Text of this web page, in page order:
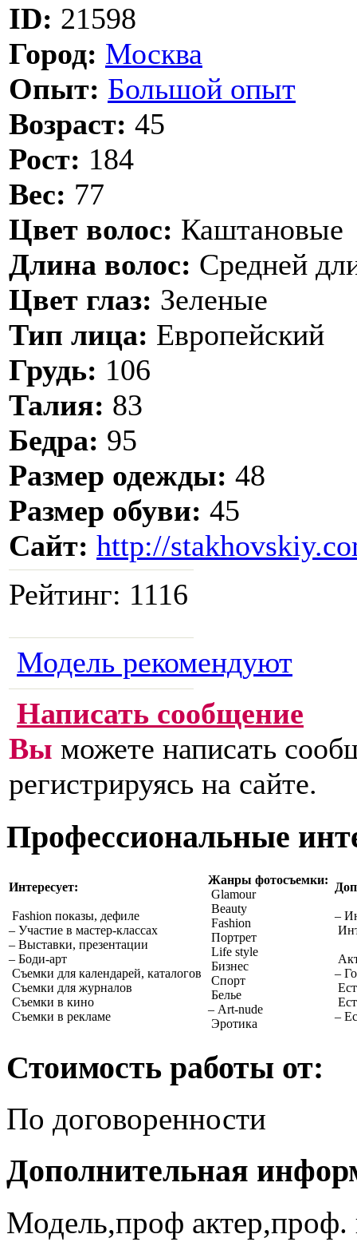
ID: 21598
Город: Москва
Опыт: Большой опыт
Возраст: 45
Рост: 184
Вес: 77
Цвет волос: Каштановые
Длина волос: Средней
Цвет глаз: Зеленые
Тип лица: Европейский
Грудь: 106
Талия: 83
Бедра: 95
Размер одежды: 48
Размер обуви: 45
Сайт: http://
Рейтинг: 1116
Модель рекомендуют
Написать сообщение
Вы можете написать
регистрируясь на сайте.
Профессиональные
Интересует:
Fashion показы, дефиле
– Участие в мастер-классах
– Выставки, презентации
– Боди-арт
Съемки для календарей, каталогов
Съемки для журналов
Съемки в кино
Съемки в рекламе
Жанры фотосъемки:
Glamour
Beauty
Fashion
Портрет
Life style
Бизнес
Спорт
Белье
– Art-nude
Эротика
–
–
–
Стоимость работы от:
По договоренности
Дополнительная
Модель,проф актер,проф.